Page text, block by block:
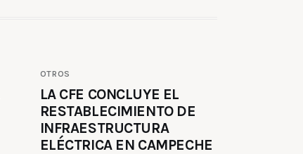
OTROS
LA CFE CONCLUYE EL
RESTABLECIMIENTO DE
INFRAESTRUCTURA
ELÉCTRICA EN CAMPECHE